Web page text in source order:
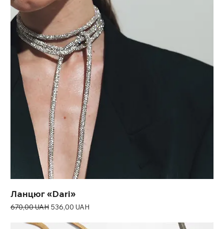
Ланцюг «Dari»
Звичайна ціна
670,00 UAH За розпродажем
536,00 UAH